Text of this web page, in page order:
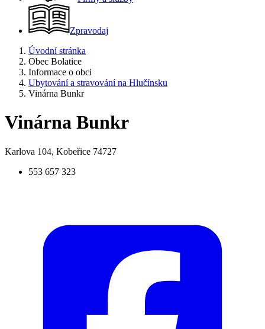
Zpravodaj
Úvodní stránka
Obec Bolatice
Informace o obci
Ubytování a stravování na Hlučínsku
Vinárna Bunkr
Vinárna Bunkr
Karlova 104, Kobeřice 74727
553 657 323